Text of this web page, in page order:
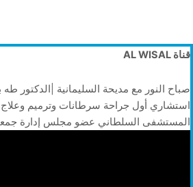
قناة AL WISAL
صباح النور​ مع مديحة السليمانية |الدكتور
استشاري أول جراحة سرطانات وترميم وعلاج
المستشفى السلطاني عضو مجلس إدارة